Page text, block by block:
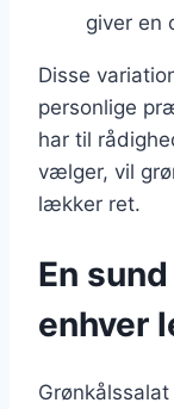
giver en
Disse
personlige
har til
vælger, vil
lækker ret.
En
enhver